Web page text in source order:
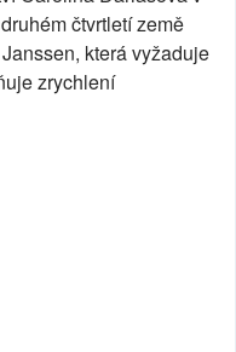
čtvrtletí země
která vyžaduje
zrychlení